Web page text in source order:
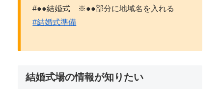
#●●結婚式 ※●●部分に地域名を入れる
#結婚式準備
結婚式場の情報が知りたい